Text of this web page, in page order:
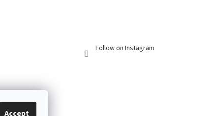
Accept
Follow on Instagram